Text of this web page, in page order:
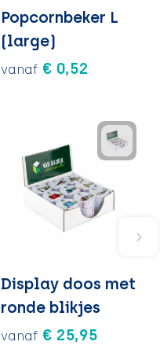
Popcornbeker L
(large)
vanaf € 0,52
Display doos met
ronde blikjes
vanaf € 25,95